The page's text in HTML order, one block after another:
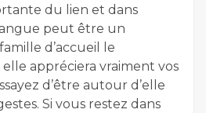
du lien et dans
peut être un
d’accueil le
appréciera vraiment vos
d’être autour d’elle
Si vous restez dans